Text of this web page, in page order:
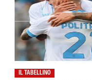
IL TABELLINO